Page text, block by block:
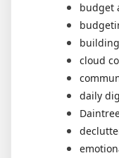
budget
cloud
daily